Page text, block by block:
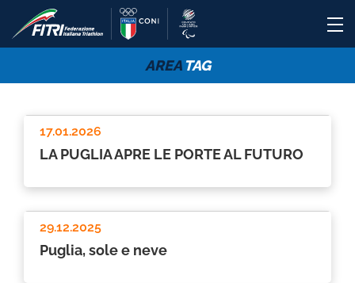
AREATAG
17.01.2026
LA PUGLIA APRE LE PORTE AL FUTURO
29.12.2025
Puglia, sole e neve